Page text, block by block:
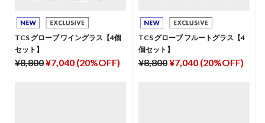
TCS グローブ ワイングラス【4個
セット】
¥8,800¥7,040 (20%OFF)
TCS グローブ フルートグラス【4
個セット】
¥8,800¥7,040 (20%OFF)